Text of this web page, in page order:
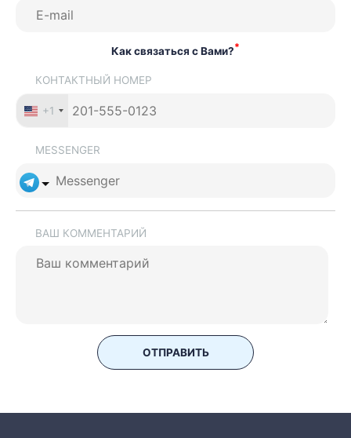
Как связаться с Вами?*
КОНТАКТНЫЙ НОМЕР
+1
MESSENGER
ВАШ КОММЕНТАРИЙ
ОТПРАВИТЬ